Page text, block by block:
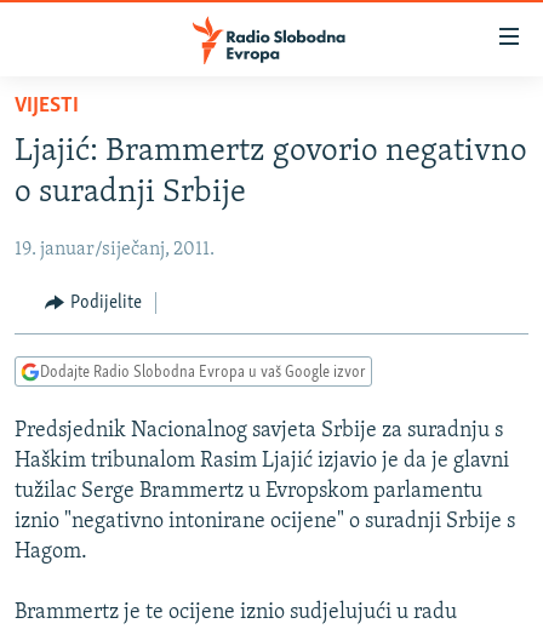
Pređite
glavni
sadržaj
na
navigaciju
Pređite
na
BOSNA I HERCEGOVINA
KOSOVO
CRNA GORA
VIDEO
FOTOGALERIJE
INFOGRAFIKE
PODCASTI
RAT U UKRAJINI
KINA NA BALKANU
RSE PRIČE IZ SVIJETA
ISPRIČAJ MI
DNEVNO@RSE
VIJESTI
Ljajić: Brammertz govorio negativno
o suradnji Srbije
19. januar/siječanj, 2011.
Podijelite
Dodajte Radio Slobodna Evropa u vaš Google izvor
Predsjednik Nacionalnog savjeta Srbije za suradnju s
Haškim tribunalom Rasim Ljajić izjavio je da je glavni
tužilac Serge Brammertz u Evropskom parlamentu
iznio "negativno intonirane ocijene" o suradnji Srbije s
Hagom.
Brammertz je te ocijene iznio sudjelujući u radu